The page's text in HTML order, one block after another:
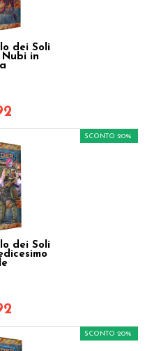
dei Soli
in
dei Soli
SCONTO 20%
SCONTO 20%